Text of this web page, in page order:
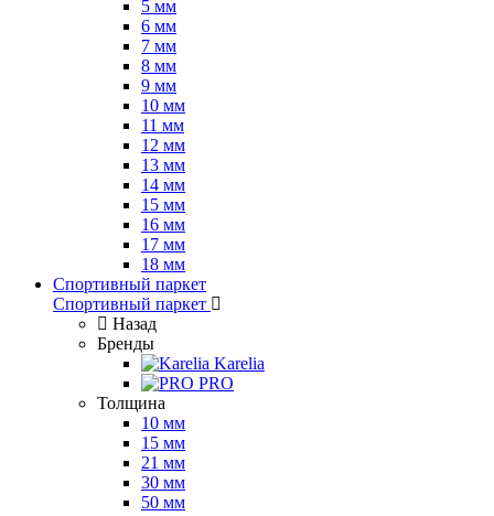
5 мм
6 мм
7 мм
8 мм
9 мм
10 мм
11 мм
12 мм
13 мм
14 мм
15 мм
16 мм
17 мм
18 мм
Спортивный паркет
Спортивный паркет
Назад
Бренды
Karelia
PRO
Толщина
10 мм
15 мм
21 мм
30 мм
50 мм